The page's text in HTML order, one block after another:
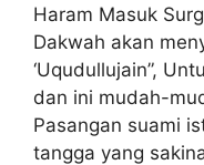
Haram Masuk
Dakwah akan
‘Uqudullujain”,
dan ini mudah-
Pasangan suami
tangga yang